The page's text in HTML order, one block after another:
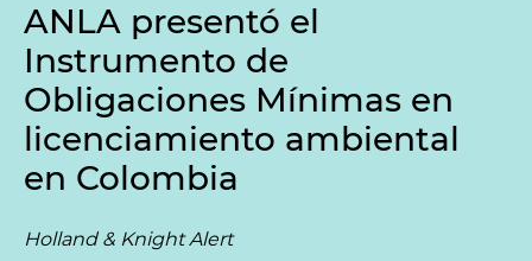
ANLA presentó el
Instrumento de
Obligaciones Mínimas en
licenciamiento ambiental
en Colombia
Holland & Knight Alert